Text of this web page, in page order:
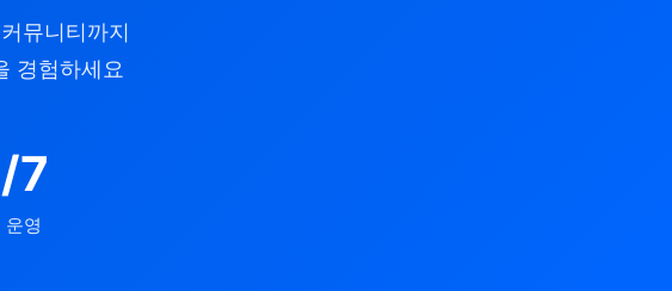
뮤니티까지
경험하세요
7
운영